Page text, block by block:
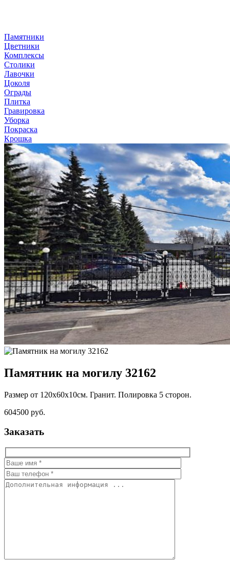
Памятники
Цветники
Комплексы
Столики
Лавочки
Цоколя
Ограды
Плитка
Гравировка
Уборка
Покраска
Крошка
Памятник на могилу 32162
Размер от 120х60х10см. Гранит. Полировка 5 сторон.
604500 руб.
Заказать